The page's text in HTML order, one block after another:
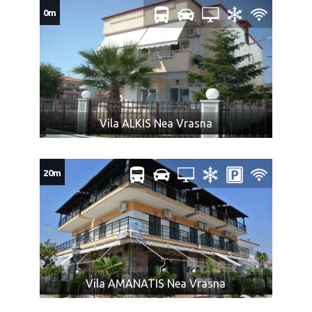
Maloletna lica, ukoliko putuju bez oba ili sa jednim
roditeljem, moraju imati saglasnost roditelja koji ne
putuje, overenu kod nadležnog organa.
NAPOMENA ZA PRTLJAG:
Cena prevoza obuhvata i prevoz do dva komada ličnog
prtljaga: jedan komad prtljaga koji se pakuje u boks
autobusa, uobičajene veličine, a ukupne težine do 20
u prtljažni deo iznad sedišta ili ispod sedišta u
putničkom delu autobusa.
Mini frižider je brojčano sastavni deo ličnog prtljaga.
Nećemo biti u obavezi da prevezemo prtljag koji prelazi
dozvoljeno.
U slučaju većeg broja prtljaga, prevoznik ili Organizator
putovanja (u interesu komfora ostalih putnika) nije u
obavezi da primi višak prtljaga.
Zabranjeni prtljag: bilo koje oružje, droge ili tečnosti
Vila ALKIS Nea Vrasna
0m
Vila AMANATIS Nea Vrasna
20m